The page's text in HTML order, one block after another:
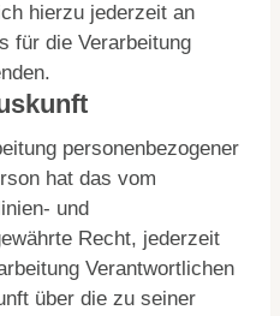
hierzu jederzeit an
für die Verarbeitung
personenbezogener
hat das vom
und
Recht, jederzeit
Verantwortlichen
über die zu seiner